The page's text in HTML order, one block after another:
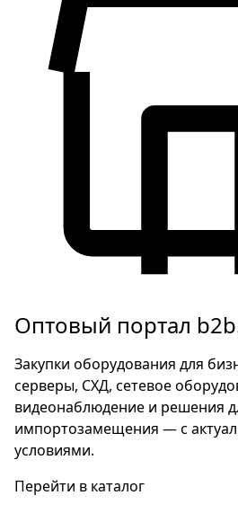
Оптовый портал
Закупки оборудования для
серверы, СХД, сетевое
видеонаблюдение и решения
импортозамещения — с
условиями.
Перейти в каталог